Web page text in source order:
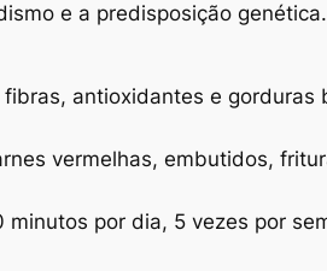
e a predisposição
antioxidantes e
vermelhas, embutidos,
por dia, 5 vezes por